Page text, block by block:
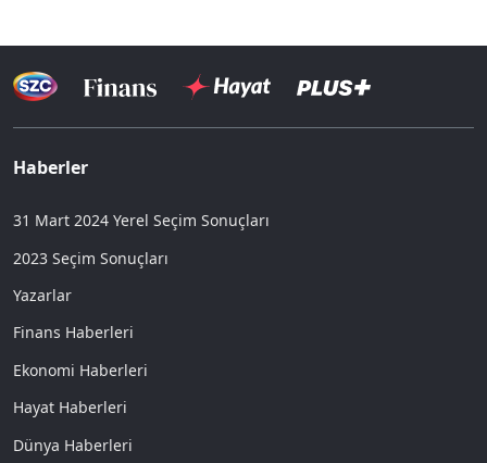
Haberler
31 Mart 2024 Yerel Seçim Sonuçları
2023 Seçim Sonuçları
Yazarlar
Finans Haberleri
Ekonomi Haberleri
Hayat Haberleri
Dünya Haberleri